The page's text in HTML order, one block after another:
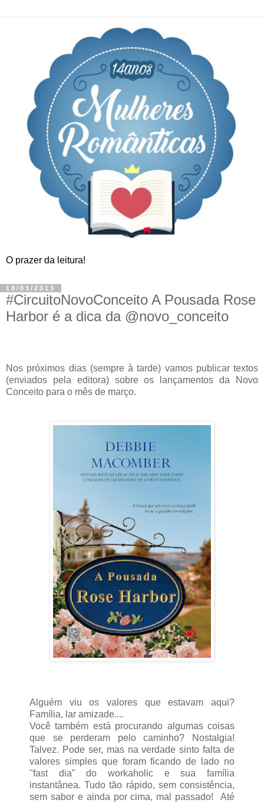
O prazer da leitura!
18/03/2013
#CircuitoNovoConceito A Pousada Rose
Harbor é a dica da @novo_conceito
Nos próximos dias (sempre à tarde) vamos publicar textos
(enviados pela editora) sobre os lançamentos da Novo
Conceito para o mês de março.
Alguém viu os valores que estavam aqui?
Família, lar amizade....
Você também está procurando algumas coisas
que se perderam pelo caminho? Nostalgia!
Talvez. Pode ser, mas na verdade sinto falta de
valores simples que foram ficando de lado no
"fast dia" do workaholic e sua família
instantânea. Tudo tão rápido, sem consistência,
sem sabor e ainda por cima, mal passado! Até